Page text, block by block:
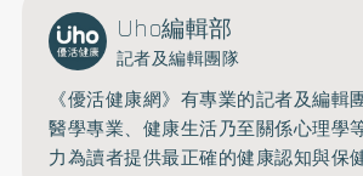
Uho編輯部
記者及編輯團隊
《優活健康網》有專業的記者及編輯
醫學專業、健康生活乃至關係心理學
力為讀者提供最正確的健康認知與保